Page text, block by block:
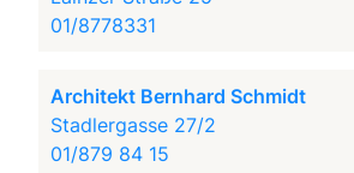
01/8778331
Architekt Bernhard Schmidt
Stadlergasse 27/2
01/879 84 15